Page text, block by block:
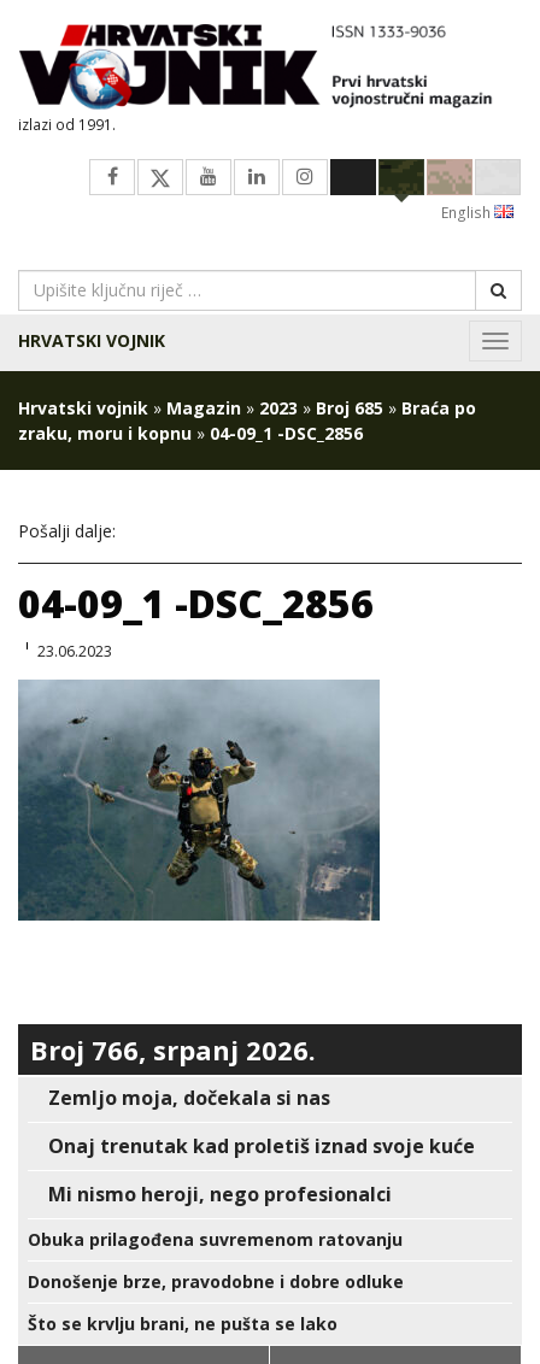
izlazi od 1991.
English
HRVATSKI VOJNIK
Hrvatski vojnik » Magazin » 2023 » Broj 685 » Braća po
zraku, moru i kopnu » 04-09_1 -DSC_2856
Pošalji dalje:
04-09_1 -DSC_2856
23.06.2023
Broj 766, srpanj 2026.
Zemljo moja, dočekala si nas
Onaj trenutak kad proletiš iznad svoje kuće
Mi nismo heroji, nego profesionalci
Obuka prilagođena suvremenom ratovanju
Donošenje brze, pravodobne i dobre odluke
Što se krvlju brani, ne pušta se lako